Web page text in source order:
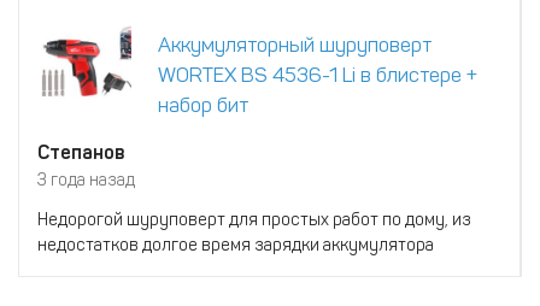
Аккумуляторный шуруповерт
WORTEX BS 4536-1 Li в блистере +
набор бит
Степанов
3 года назад
Недорогой шуруповерт для простых работ по дому, из
недостатков долгое время зарядки аккумулятора